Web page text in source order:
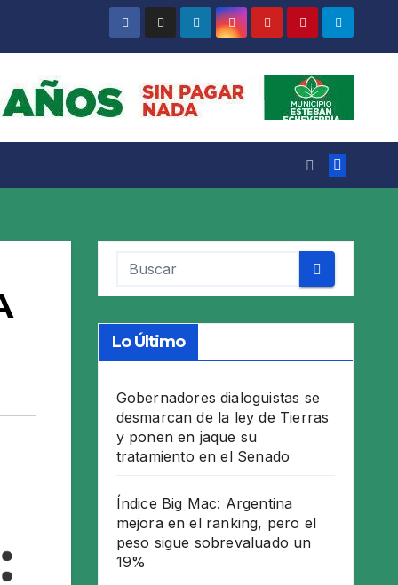
Lo Último
Gobernadores dialoguistas se
desmarcan de la ley de Tierras
y ponen en jaque su
tratamiento en el Senado
Índice Big Mac: Argentina
mejora en el ranking, pero el
peso sigue sobrevaluado un
19%